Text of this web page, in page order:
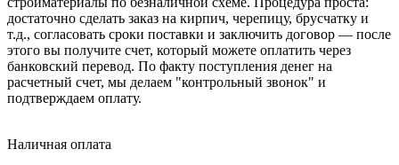
достаточно сделать заказ на кирпич, черепицу, брусчатку и
т.д., согласовать сроки поставки и заключить договор — после
этого вы получите счет, который можете оплатить через
банковский перевод. По факту поступления денег на
расчетный счет, мы делаем "контрольный звонок" и
подтверждаем оплату.
Наличная оплата